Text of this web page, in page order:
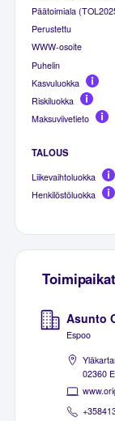
Päätoimiala
Perustettu
WWW-osoite
Puhelin
Kasvuluokka
Riskiluokka
Maksuviivetieto
TALOUS
Liikevaihtoluokka
Henkilöstöluokka
Asunto
Espoo
02360